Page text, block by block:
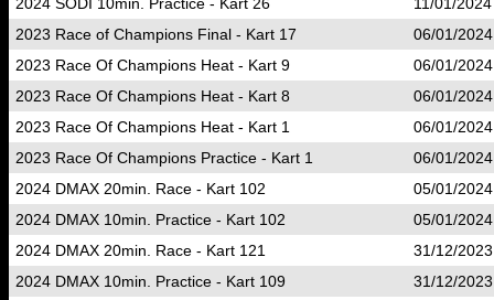
2023 Race of Champions Final - Kart 17
06/01/
2023 Race Of Champions Heat - Kart 9
06/01/
2023 Race Of Champions Heat - Kart 8
06/01/
2023 Race Of Champions Heat - Kart 1
06/01/
2023 Race Of Champions Practice - Kart 1
06/01/
2024 DMAX 20min. Race - Kart 102
05/01/
2024 DMAX 10min. Practice - Kart 102
05/01/
2024 DMAX 20min. Race - Kart 121
31/12/
2024 DMAX 10min. Practice - Kart 109
31/12/